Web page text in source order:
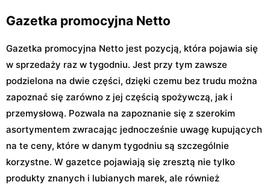
Gazetka promocyjna Netto
Gazetka promocyjna Netto jest pozycją, która pojawia się
w sprzedaży raz w tygodniu. Jest przy tym zawsze
podzielona na dwie części, dzięki czemu bez trudu można
zapoznać się zarówno z jej częścią spożywczą, jak i
przemysłową. Pozwala na zapoznanie się z szerokim
asortymentem zwracając jednocześnie uwagę kupujących
na te ceny, które w danym tygodniu są szczególnie
korzystne. W gazetce pojawiają się zresztą nie tylko
produkty znanych i lubianych marek, ale również